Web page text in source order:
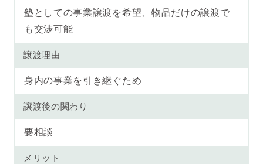
塾としての事業譲渡を希望、物品だけの譲渡で
も交渉可能
譲渡理由
身内の事業を引き継ぐため
譲渡後の関わり
要相談
メリット